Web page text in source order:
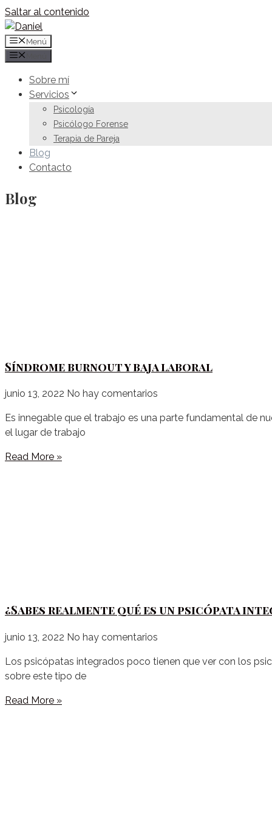
Saltar al contenido
Menú
Sobre mí
Servicios
Psicología
Psicólogo Forense
Terapia de Pareja
Blog
Contacto
Blog
Síndrome burnout y baja laboral
junio 13, 2022 No hay comentarios
Es innegable que el trabajo es una parte fundamental de
el lugar de trabajo
Read More »
¿Sabes realmente qué es un psicópata
junio 13, 2022 No hay comentarios
Los psicópatas integrados poco tienen que ver con los
sobre este tipo de
Read More »